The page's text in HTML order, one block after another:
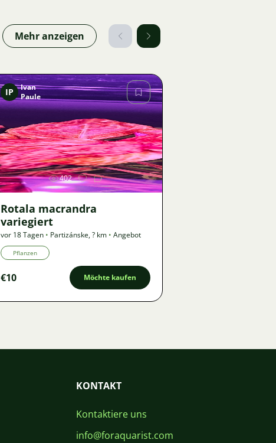
Mehr anzeigen
Bild
IP
Ivan
Paule
402
Rotala macrandra
variegiert
vor 18 Tagen • Partizánske,? km • Angebot
Pflanzen
€10 Möchte kaufen
KONTAKT
Kontaktiere uns
info@foraquarist.com